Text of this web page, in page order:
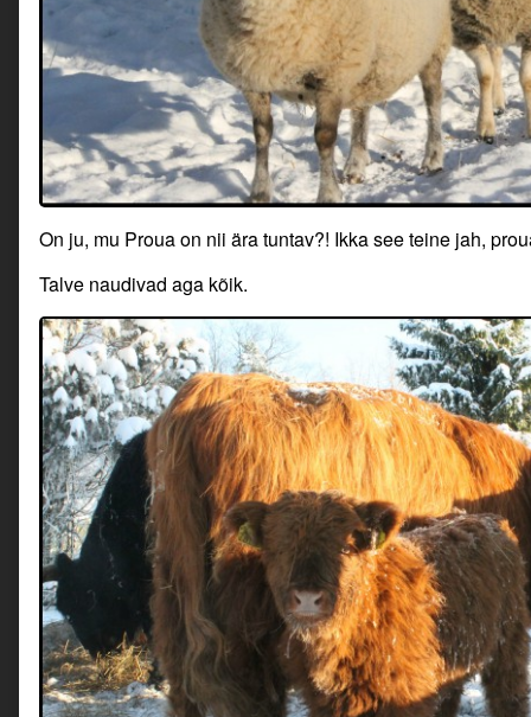
On ju, mu Proua on nii ära tuntav?! Ikka see teine jah,
Talve naudivad aga kõik.